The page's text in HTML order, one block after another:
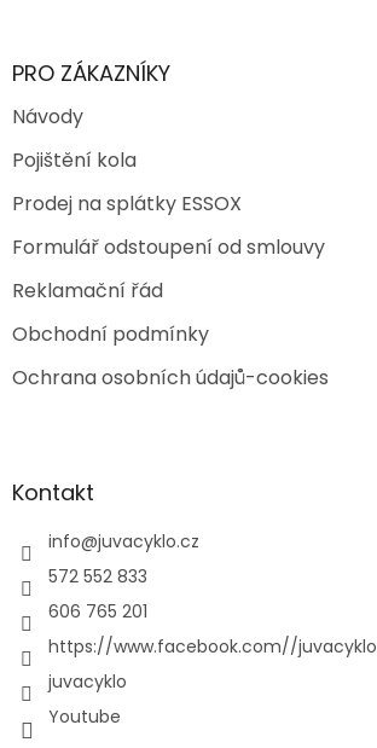
PRO ZÁKAZNÍKY
Návody
Pojištění kola
Prodej na splátky ESSOX
Formulář odstoupení od smlouvy
Reklamační řád
Obchodní podmínky
Ochrana osobních údajů-cookies
Kontakt
info@juvacyklo.cz
572 552 833
606 765 201
https://www.facebook.com//juvacyklo
juvacyklo
Youtube